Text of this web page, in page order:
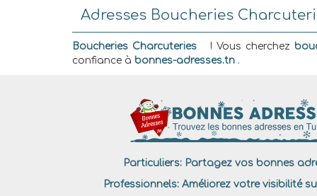
Adresses Boucheries
Boucheries Charcuteries ! Vous cherchez
confiance à bonnes-adresses.tn .
Particuliers:Partagez vos bonnes
Professionnels:Améliorez votre visibilité